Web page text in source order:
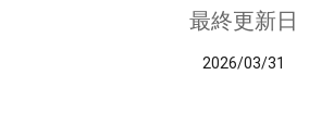
最終更新日
2026/03/31